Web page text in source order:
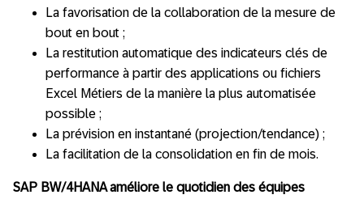
La favorisation de la collaboration de la mesure de
bout en bout ;
La restitution automatique des indicateurs clés de
performance à partir des applications ou fichiers
Excel Métiers de la manière la plus automatisée
possible ;
La prévision en instantané (projection/tendance) ;
La facilitation de la consolidation en fin de mois.
SAP BW/4HANA améliore le quotidien des équipes